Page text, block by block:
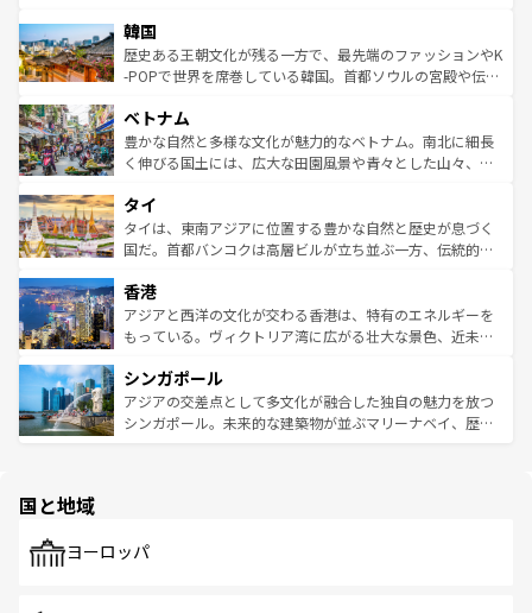
ワイを、存分に味わってほしい。 なお、新着のハワイ情報
はコンテンツ一覧を参照してほしい。
いる。アクティビティも充実しており、サーフィンやダイ
ビング、ハイキングなど、アウトドア好きにはたまらな
い。オーストラリアの多彩な魅力を存分に味わいつくそ
参照してほしい。
ン）、静ひつな山岳地帯である台湾東部など、都市の喧騒
と山間の静けさが共存しており、訪れる人に新しい発見と
驚きをもたらしてくれる。また、奥深い台湾の食文化も魅
容にもいいと評判のスイーツなど、バラエティ豊かな料理
が味わえる。 なお、新着の台湾情報は コンテンツ一覧を参
照してほしい。
韓国
歴史ある王朝文化が残る一方で、最先端のファッションやK
-POPで世界を席巻している韓国。首都ソウルの宮殿や伝統
き、地方に足を延ばせば四季折々の自然美を楽しむことが
できる。そして、キムチや焼肉、絶品のストリートフード
まで、さまざまな韓国料理が待っている。夜には、韓国な
リティに包まれながら、韓国の多彩な魅力を心ゆくまで味
わってみてほしい。 なお、新着の韓国情報はコンテンツ一
覧を参照してほしい。
ベトナム
豊かな自然と多様な文化が魅力的なベトナム。南北に細長
く伸びる国土には、広大な田園風景や青々とした山々、世
急速な発展と共に伝統が息づく。ハノイの古い町並みやホ
ーチミン市のフランス統治時代の建物も、独特の雰囲気を
醸し出している。また、バラエティの豊かさとおいしさで
とつ。フォーやバインミー、ベトナムコーヒーなどは、ぜ
ひ現地で味わいたい。どの地域を訪れてもあたたかい人々
が旅行者を迎えてくれるので、きっと忘れられない旅にな
参照してほしい。
タイ
タイは、東南アジアに位置する豊かな自然と歴史が息づく
国だ。首都バンコクは高層ビルが立ち並ぶ一方、伝統的な
の活気が交差している。北部ではチェンマイなどの山岳地
帯で自然と触れ合い、南部ではプーケットやクラビの美し
いビーチでリゾート気分を楽しむことができる。タイ料理
激する。気候は一年中温暖で、どの季節にも異なる楽しみ
が待っている。親しみやすいタイの人々、仏教を中心とし
た文化、そして多様な観光資源が、訪れる旅人を魅了し続
香港
アジアと西洋の文化が交わる香港は、特有のエネルギーを
もっている。ヴィクトリア湾に広がる壮大な景色、近未来
み、どこを訪れても感動するはず。観光スポットが密集し
ており、効率よく見どころを回れるのも魅力。息をのむよ
うな絶景から文化的な体験まで、香港を存分に楽しみ尽く
シンガポール
アジアの交差点として多文化が融合した独自の魅力を放つ
シンガポール。未来的な建築物が並ぶマリーナベイ、歴史
で、ホーカーズは地元の風情を楽しめる外せないスポット
国と地域
ヨーロッパ